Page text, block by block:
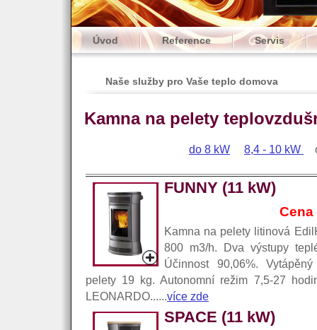
Úvod Reference Servis
Naše služby pro Vaše teplo domova
Kamna na pelety
do 8 kW 8,4 - 10 kW
FUNNY (11 kW)
Kamna na pelety litinová
800 m3/h. Dva výstupy
Účinnost 90,06%.
pelety 19 kg. Autonomní režim 7,5-27
LEONARDO......více zde
SPACE (11 kW)